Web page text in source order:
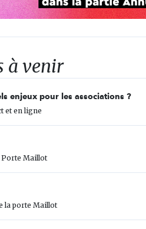
à venir
enjeux pour les associations ?
et en ligne
Porte Maillot
la porte Maillot